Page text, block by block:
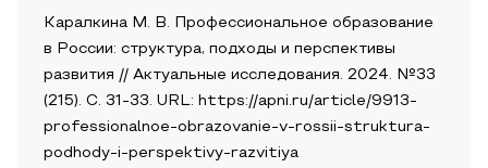
Каралкина М. В. Профессиональное образование
в России: структура, подходы и перспективы
развития // Актуальные исследования. 2024. №33
(215). С. 31-33. URL: https://apni.ru/article/9913-
professionalnoe-obrazovanie-v-rossii-struktura-
podhody-i-perspektivy-razvitiya